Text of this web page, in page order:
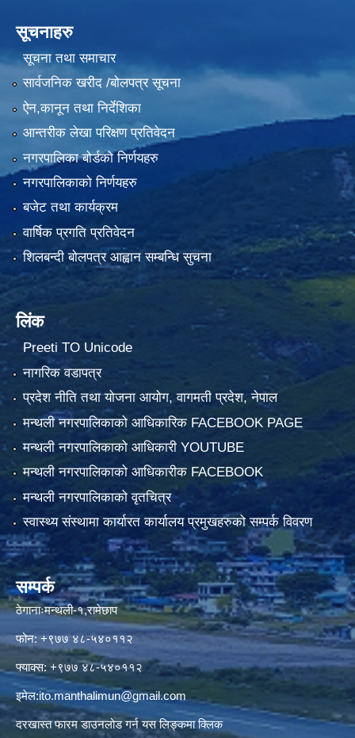
सूचनाहरु
सूचना तथा समाचार
सार्वजनिक खरीद /बोलपत्र सूचना
ऐन,कानून तथा निर्देशिका
आन्तरीक लेखा परिक्षण प्रतिवेदन
नगरपालिका बोर्डको निर्णयहरु
नगरपालिकाको निर्णयहरु
बजेट तथा कार्यक्रम
वार्षिक प्रगति प्रतिवेदन
शिलबन्दी बोलपत्र आह्वान सम्बन्धि सुचना
लिंक
Preeti TO Unicode
नागरिक वडापत्र
प्रदेश नीति तथा योजना आयोग, वागमती प्रदेश, नेपाल
मन्थली नगरपालिकाको आधिकारिक FACEBOOK PAGE
मन्थली नगरपालिकाको आधिकारी YOUTUBE
मन्थली नगरपालिकाको आधिकारीक FACEBOOK
मन्थली नगरपालिकाको वृतचित्र
स्वास्थ्य संस्थामा कार्यारत कार्यालय प्रमुखहरुको सम्पर्क विवरण
सम्पर्क
ठेगानाःमन्थली-१,रामेछाप
फोन: +९७७ ४८-५४०११२
फ्याक्स: +९७७ ४८-५४०११२
इमेल:ito.manthalimun@gmail.com
दरखास्त फारम डाउनलोड गर्न यस लिङ्कमा क्लिक